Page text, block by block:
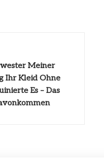
Meiner
Ihr Kleid Ohne
Es – Das